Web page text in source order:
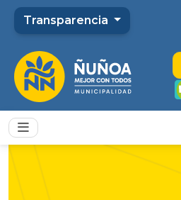
Transparencia